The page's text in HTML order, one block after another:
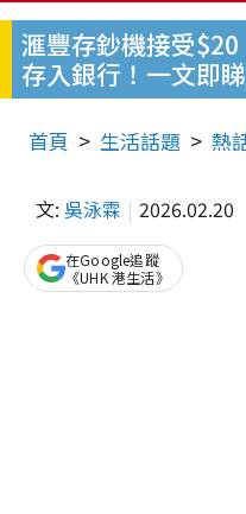
滙豐存鈔機接受
存入銀行！一文即
首頁 生活話題 熱
文: 吳泳霖 2026.02.20
在Google追蹤
《UHK 港生活》